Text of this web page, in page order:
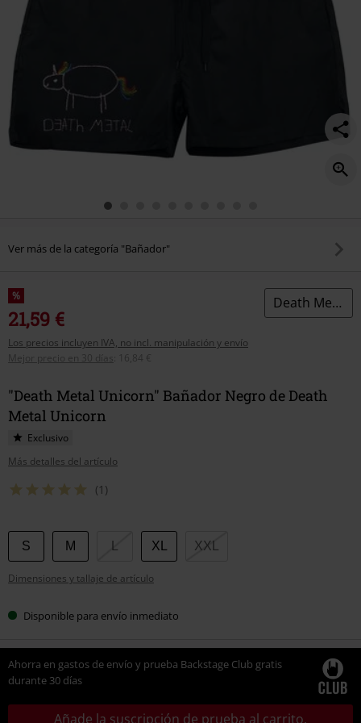
Ver más de la categoría "Bañador"
%
21,59 €
Los precios incluyen IVA, no incl. manipulación y envío
Mejor precio en 30 días
16,84 €
Death Metal Unicorn
"Death Metal Unicorn" Bañador Negro de Death
Metal Unicorn
Exclusivo
Más detalles del artículo
(1)
Elige
tu
talla
S M XL XXL
Dimensiones y tallaje de artículo
Disponible para envío inmediato
Ahorra en gastos de envío y prueba Backstage Club gratis
durante 30 días
Añade la suscripción de prueba al carrito.